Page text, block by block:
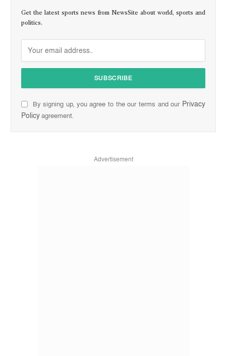
Get the latest sports news from NewsSite about world, sports and
politics.
By signing up, you agree to the our terms and our Privacy
Policyagreement.
Advertisement